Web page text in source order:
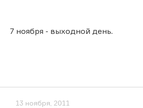
7 ноября - выходной день.
13 ноября, 2011